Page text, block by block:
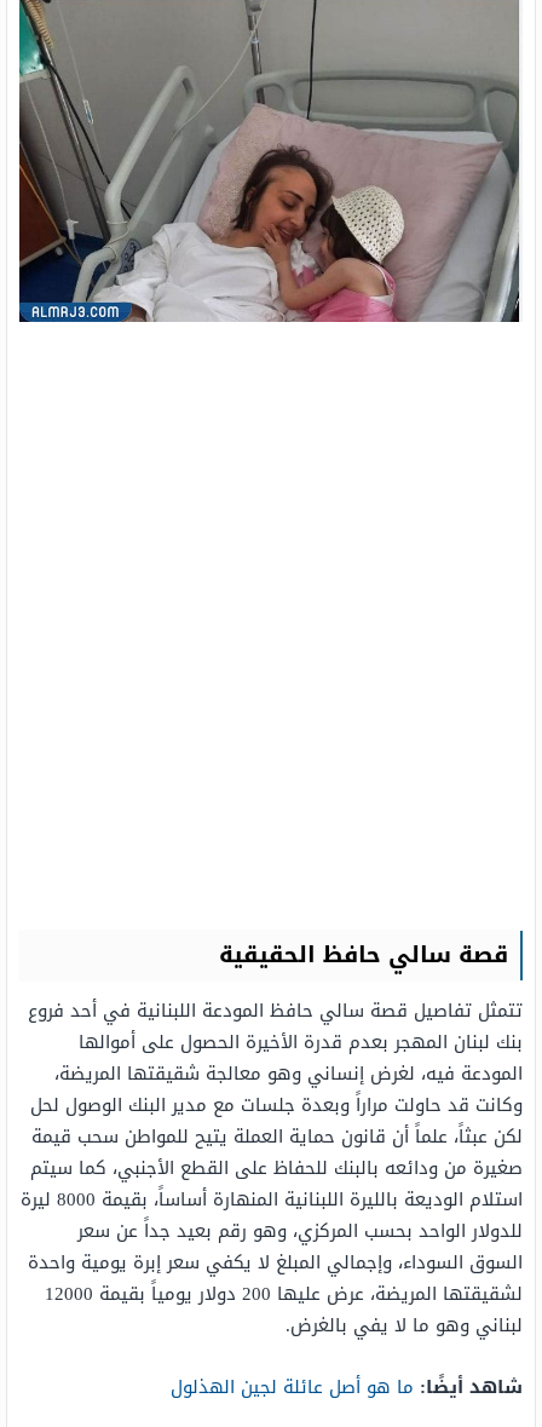
قصة سالي حافظ الحقيقية
تتمثل تفاصيل قصة سالي حافظ المودعة اللبنانية في أحد فروع
بنك لبنان المهجر بعدم قدرة الأخيرة الحصول على أموالها
المودعة فيه، لغرض إنساني وهو معالجة شقيقتها المريضة،
وكانت قد حاولت مراراً وبعدة جلسات مع مدير البنك الوصول لحل
لكن عبثاً، علماً أن قانون حماية العملة يتيح للمواطن سحب قيمة
صغيرة من ودائعه بالبنك للحفاظ على القطع الأجنبي، كما سيتم
استلام الوديعة بالليرة اللبنانية المنهارة أساساً، بقيمة 8000 ليرة
للدولار الواحد بحسب المركزي، وهو رقم بعيد جداً عن سعر
السوق السوداء، وإجمالي المبلغ لا يكفي سعر إبرة يومية واحدة
لشقيقتها المريضة، عرض عليها 200 دولار يومياً بقيمة 12000
لبناني وهو ما لا يفي بالغرض.
شاهد أيضًا: ما هو أصل عائلة لجين الهذلول